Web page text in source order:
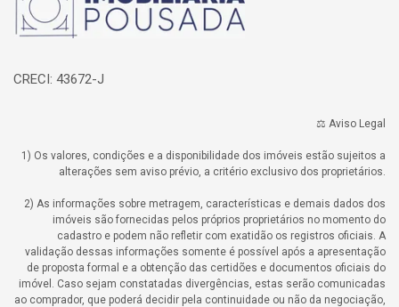
CRECI: 43672-J
⚖️ Aviso Legal
1) Os valores, condições e a disponibilidade dos imóveis estão sujeitos a
alterações sem aviso prévio, a critério exclusivo dos proprietários.
2) As informações sobre metragem, características e demais dados dos
imóveis são fornecidas pelos próprios proprietários no momento do
cadastro e podem não refletir com exatidão os registros oficiais. A
validação dessas informações somente é possível após a apresentação
de proposta formal e a obtenção das certidões e documentos oficiais do
imóvel. Caso sejam constatadas divergências, estas serão comunicadas
ao comprador, que poderá decidir pela continuidade ou não da negociação,